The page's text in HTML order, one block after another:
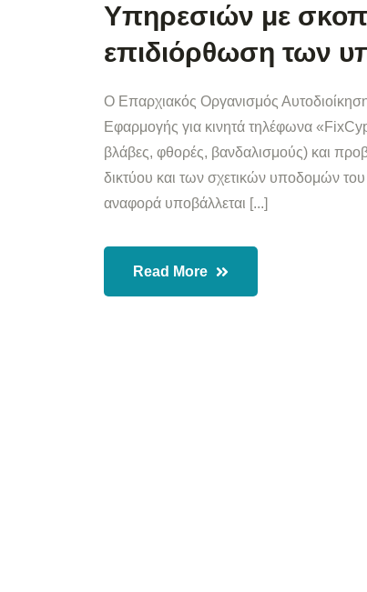
Υπηρεσιών με
επιδιόρθωση των
Ο Επαρχιακός Οργανισμός
Εφαρμογής για κινητά τηλέφωνα
βλάβες, φθορές, βανδαλισμούς) και
δικτύου και των σχετικών υποδομών
αναφορά υποβάλλεται [...]
Read More